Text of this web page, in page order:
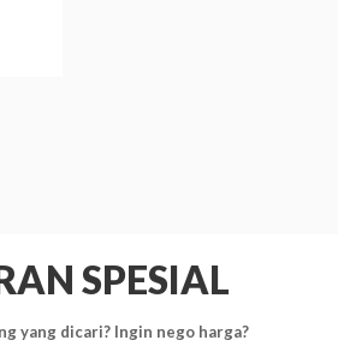
SPESIAL
yang dicari? Ingin nego harga?